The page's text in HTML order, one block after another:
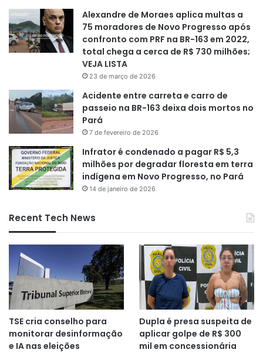
Alexandre de Moraes aplica multas a
75 moradores de Novo Progresso após
confronto com PRF na BR-163 em 2022,
total chega a cerca de R$ 730 milhões;
VEJA LISTA
23 de março de 2026
Acidente entre carreta e carro de
passeio na BR-163 deixa dois mortos no
Pará
7 de fevereiro de 2026
Infrator é condenado a pagar R$ 5,3
milhões por degradar floresta em terra
indígena em Novo Progresso, no Pará
14 de janeiro de 2026
Recent Tech News
TSE cria conselho para
monitorar desinformação
e IA nas eleições
Dupla é presa suspeita de
aplicar golpe de R$ 300
mil em concessionária